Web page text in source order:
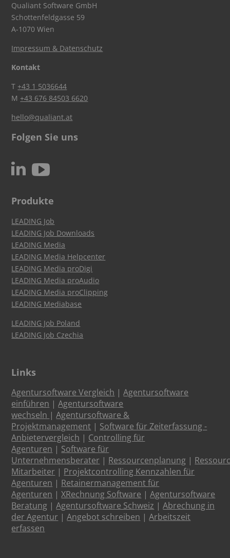
Qualiant Software GmbH
Schottenfeldgasse 59
A-1070 Wien
Impressum & Datenschutz
Kontakt
T+43 1 5036644
M+43 676 84503 6620
hello@qualiant.at
Folgen Sie uns
N c
Produkte
LEADING Job
LEADING Job Downloads
LEADING Media
LEADING Media Helpcenter
LEADING Media proDigi
LEADING Media proAudio
LEADING Media proClipping
LEADING Mediabase
LEADING Job Poland
LEADING Job Czechia
Links
Agentursoftware Vergleich |Agentursoftware
einführen |Agentursoftware
wechseln |Agentursoftware &
Projektmanagement | Software für Zeiterfassung -
Anbietervergleich | Controlling für
Agenturen | Software für
Unternehmensberater | Ressourcenplanung |
Mitarbeiter | Projektcontrolling Kennzahlen für
Agenturen | Retainermanagement für
Agenturen |XRechnung Software |Agentursoftware
Beratung |Agentursoftware Schweiz |Abrechung in
der Agentur |Angebot schreiben |Arbeitszeit
erfassen